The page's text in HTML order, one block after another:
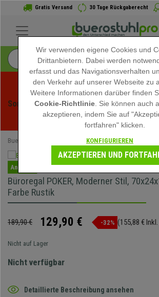
Gratis Versand 30 Tage Rückgaberecht
Sommerschlussverauf bei buerstuhlpro!
für kurze Zeit - Aktion
Buerostuhlpro Büroschränke
Angebot
Büroregal POKER, Moderner Stil,
Farbe Rustik
189,90 € 129,90 € -32% (155,88 €
Nicht auf Lager
Nicht verfügbar
Detaillierte Beschreibung ansehen
Wir verwenden eigene Cookies und
Drittanbietern. Dabei werden
erfasst und das Navigationsverhalten
den Verkehr auf unserer Webseite zu
Weitere Informationen darüber finden
Cookie-Richtlinie . Sie können auch
akzeptieren, indem Sie auf
fortfahren" klicken.
KONFIGURIEREN
AKZEPTIEREN UND